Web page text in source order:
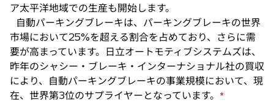
ア太平洋地域での生産も開始します。
自動パーキングブレーキは、パーキングブレーキの世界
市場において25%を超える割合を占めており、さらに需
要が高まっています。日立オートモティブシステムズは、
昨年のシャシー・ブレーキ・インターナショナル社の買収
により、自動パーキングブレーキの事業規模において、現
在、世界第3位のサプライヤーとなっています。
*